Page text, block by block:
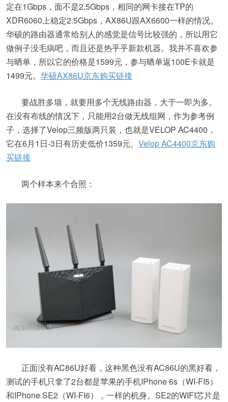
定在1Gbps，面不是2.5Gbps，相同的网卡接在TP的
XDR6060上稳定2.5Gbps，AX86U跟AX6600一样的情况。
华硕的路由器通常给别人的感觉是信号比较强的，所以用它
做例子没毛病吧，而且还是热乎乎新款机器。我并不喜欢参
与晒单，所以它的价格是1599元，参与晒单返100E卡就是
1499元。 华硕AX86U京东购买链接
要战胜多墙，就要用多个无线路由器，大于一即为多。
在没有布线的情况下，只能用2台做无线组网，作为参考例
子，选择了Velop三频版两只装，也就是VELOP AC4400，
它在6月1日-3日有历史低价1359元。 Velop AC4400京东购
买链接
两个样本来个合照：
正面没有AC86U好看，这种黑色没有AC86U的黑好看，
测试的手机只拿了2台都是苹果的手机IPhone 6s（WI-FI5）
和IPhone SE2（WI-FI6），一样的机身。SE2的WIFI芯片是